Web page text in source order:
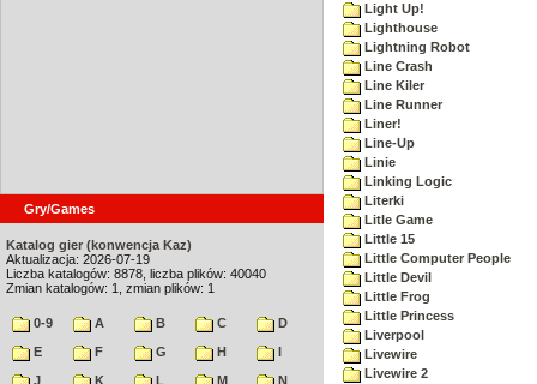
Gry/Games
Katalog gier (konwencja Kaz)
Aktualizacja: 2026-07-19
Liczba katalogów: 8878, liczba plików: 40040
Zmian katalogów: 1, zmian plików: 1
0-9 A B C
D
E
F G H
I
J
K L M
N
Light Up!
Lighthouse
Lightning Robot
Line Crash
Line Kiler
Line Runner
Liner!
Line-Up
Linie
Linking Logic
Literki
Litle Game
Little 15
Little Computer People
Little Devil
Little Frog
Little Princess
Liverpool
Livewire
Livewire 2